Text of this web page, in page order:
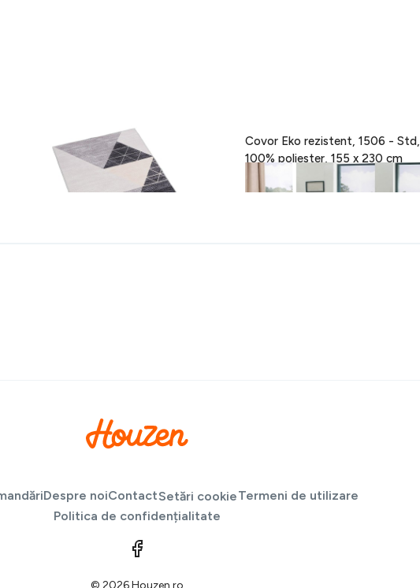
Covor Eva, Heinner, 160 x 230 cm,
100% poliester, gri
189 lei
Covor Eko rezistent, 1506 - Std,
100% poliester, 155 x 230 cm
418 lei
Despre noiContactSetări cookieTermeni de utilizare
Politica de confidențialitate